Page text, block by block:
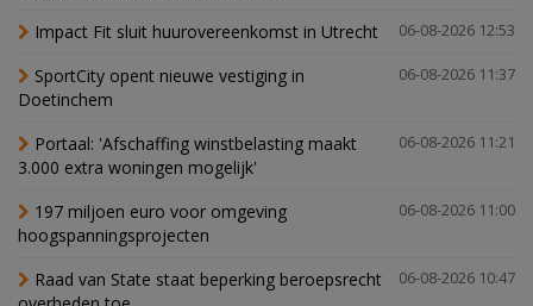
06-08-2026 12:53
Impact Fit sluit huurovereenkomst in Utrecht
06-08-2026 11:37
SportCity opent nieuwe vestiging in
Doetinchem
06-08-2026 11:21
Portaal: 'Afschaffing winstbelasting maakt
3.000 extra woningen mogelijk'
06-08-2026 11:00
197 miljoen euro voor omgeving
hoogspanningsprojecten
06-08-2026 10:47
Raad van State staat beperking beroepsrecht